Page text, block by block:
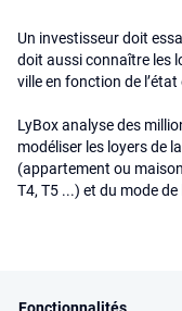
Un investisseur doit
doit aussi connaître les
ville en fonction de
LyBox analyse des
modéliser les loyers de
(appartement ou
T4, T5 ...) et du mode